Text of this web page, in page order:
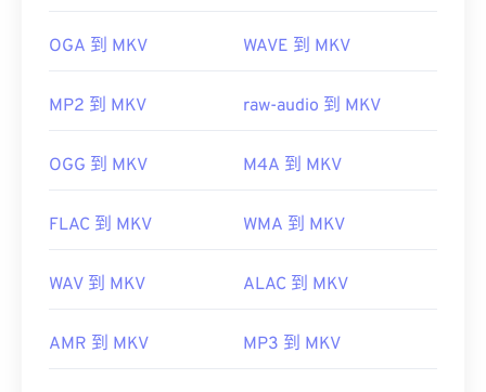
OGA 到 MKV WAVE 到 MKV
MP2 到 MKV raw-audio 到 MKV
OGG 到 MKV M4A 到 MKV
FLAC 到 MKV WMA 到 MKV
WAV 到 MKV ALAC 到 MKV
AMR 到 MKV MP3 到 MKV